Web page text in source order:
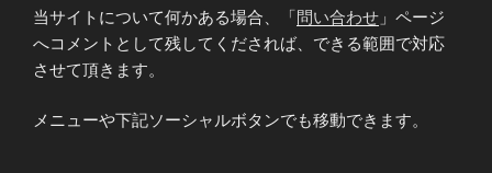
当サイトについて何かある場合、「問い合わせ 」ページ
へコメントとして残してくだされば、できる範囲で対応
させて頂きます。
メニューや下記ソーシャルボタンでも移動できます。